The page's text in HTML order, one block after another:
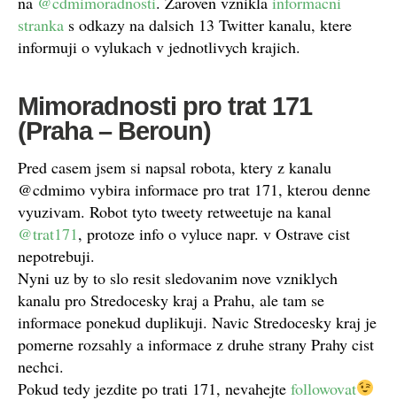
stranka s odkazy na dalsich 13 Twitter kanalu, ktere
informuji o vylukach v jednotlivych krajich.
Mimoradnosti pro trat 171
(Praha – Beroun)
Pred casem jsem si napsal robota, ktery z kanalu
@cdmimo vybira informace pro trat 171, kterou denne
vyuzivam. Robot tyto tweety retweetuje na kanal
@trat171, protoze info o vyluce napr. v Ostrave cist
nepotrebuji.
Nyni uz by to slo resit sledovanim nove vzniklych
kanalu pro Stredocesky kraj a Prahu, ale tam se
informace ponekud duplikuji. Navic Stredocesky kraj je
pomerne rozsahly a informace z druhe strany Prahy cist
nechci.
Pokud tedy jezdite po trati 171, nevahejte followovat